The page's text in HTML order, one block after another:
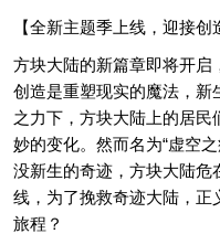
【全新主题季上线，迎接创
方块大陆的新篇章即将开启
创造是重塑现实的魔法，新
之力下，方块大陆上的居
妙的变化。然而名为“虚空
没新生的奇迹，方块大陆危
线，为了挽救奇迹大陆，正
旅程？